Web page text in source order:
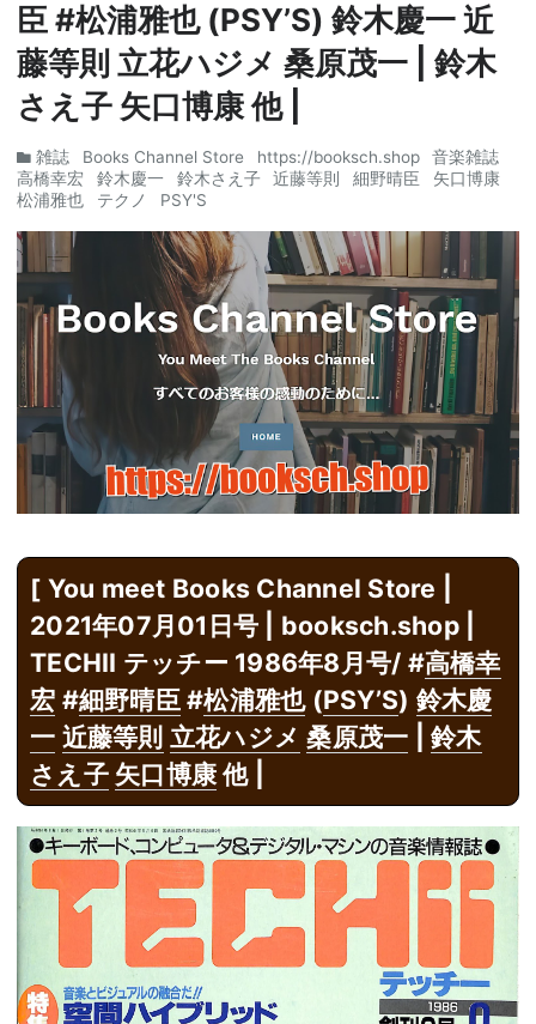
臣 #松浦雅也 (PSY’S) 鈴木慶一 近
藤等則 立花ハジメ 桑原茂一 | 鈴木
さえ子 矢口博康 他 |
雑誌 Books Channel Store https://booksch.shop
音楽雑誌
高橋幸宏
鈴木慶一 鈴木さえ子 近藤等則 細野晴臣
矢口博康
松浦雅也
テクノ PSY'S
[ You meet Books Channel Store |
2021年07月01日号 | booksch.shop |
TECHII テッチー 1986年8月号/ #高橋幸
宏 #細野晴臣#松浦雅也(PSY’S) 鈴木慶
一 近藤等則 立花ハジメ 桑原茂一
鈴木
さえ子 矢口博康他 |